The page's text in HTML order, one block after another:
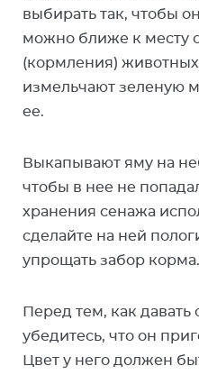
выбирать так, чтобы
можно ближе к месту
(кормления)
измельчают зеленую
ее.
Выкапывают яму на
чтобы в нее не
хранения сенажа
сделайте на ней
упрощать забор корма.
Перед тем, как
убедитесь, что он
Цвет у него должен